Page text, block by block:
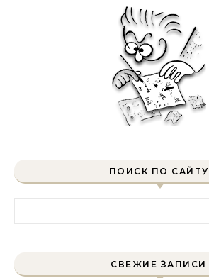
ПОИСК ПО САЙТУ
СВЕЖИЕ ЗАПИСИ